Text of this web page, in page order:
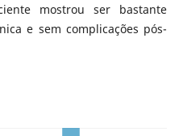
mostrou ser bastante
e sem complicações pós-